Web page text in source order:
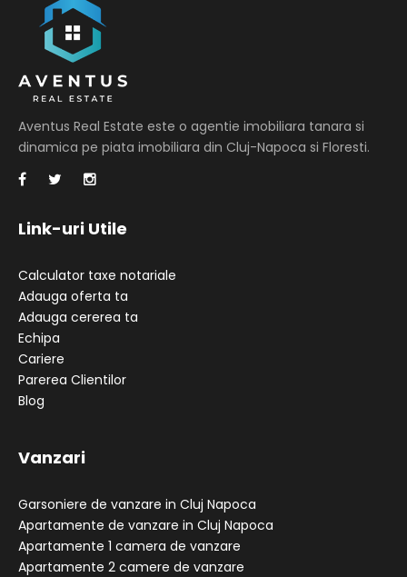
Aventus Real Estate este o agentie imobiliara tanara si
dinamica pe piata imobiliara din Cluj-Napoca si Floresti.
Link-uri Utile
Calculator taxe notariale
Adauga oferta ta
Adauga cererea ta
Echipa
Cariere
Parerea Clientilor
Blog
Vanzari
Garsoniere de vanzare in Cluj Napoca
Apartamente de vanzare in Cluj Napoca
Apartamente 1 camera de vanzare
Apartamente 2 camere de vanzare